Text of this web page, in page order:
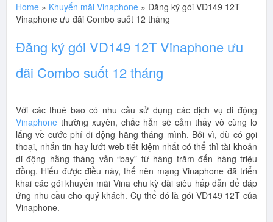
Home » Khuyến mãi Vinaphone » Đăng ký gói VD149 12T
Vinaphone ưu đãi Combo suốt 12 tháng
Đăng ký gói VD149 12T Vinaphone ưu
đãi Combo suốt 12 tháng
Với các thuê bao có nhu cầu sử dụng các dịch vụ di động
Vinaphone thường xuyên, chắc hẳn sẽ cảm thấy vô cùng lo
lắng về cước phí di động hằng tháng mình. Bởi vì, dù có gọi
thoại, nhắn tin hay lướt web tiết kiệm nhất có thể thì tài khoản
di động hằng tháng vẫn “bay” từ hàng trăm đến hàng triệu
đồng. Hiểu được điều này, thế nên mạng Vinaphone đã triển
khai các gói khuyến mãi Vina chu kỳ dài siêu hấp dẫn để đáp
ứng nhu cầu cho quý khách. Cụ thể đó là gói VD149 12T của
Vinaphone.